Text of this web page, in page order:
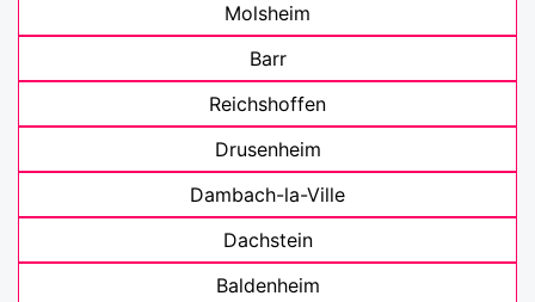
Molsheim
Barr
Reichshoffen
Drusenheim
Dambach-la-Ville
Dachstein
Baldenheim